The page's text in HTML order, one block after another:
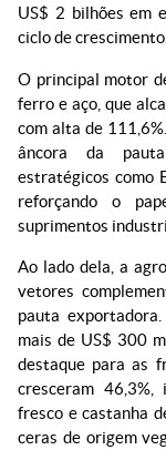
US$ 2 bilhões em
ciclo de
O principal motor
ferro e aço, que
com alta de
âncora da pauta
estratégicos como
reforçando o
suprimentos
Ao lado dela, a
vetores
pauta
mais de US$ 300
destaque para as
cresceram 46,3%,
fresco e castanha
ceras de origem